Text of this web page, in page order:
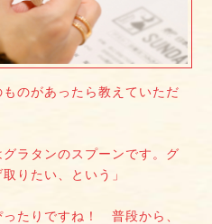
のがあったら教えていただ
ラタンのスプーンです。グ
りたい、という」
たりですね！ 普段から、